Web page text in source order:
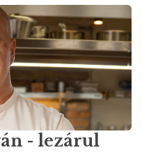
- lezárul